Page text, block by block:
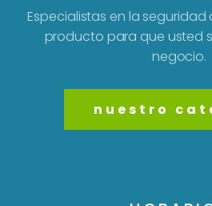
Especialistas en la
producto para que usted
negocio.
nuestro